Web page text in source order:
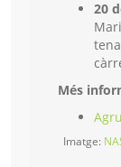
20
Més
Imatge: